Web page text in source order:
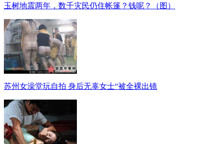
玉树地震两年，数千灾民仍住帐篷？钱呢？（图）
苏州女澡堂玩自拍 身后无辜女士“被全裸出镜